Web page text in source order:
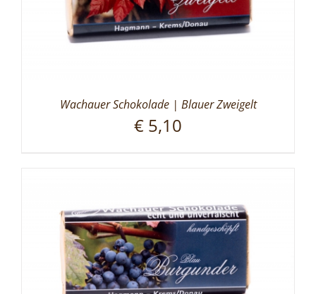
Wachauer Schokolade | Blauer Zweigelt
€ 5,10